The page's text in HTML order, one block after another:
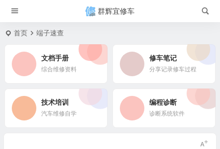
群辉宜修车
首页 端子速查
文档手册
综合维修资料
修车笔记
分享记录修车过程
技术培训
汽车维修自学
编程诊断
诊断系统软件